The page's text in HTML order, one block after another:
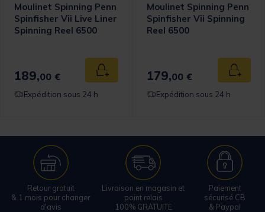
panier
Moulinet Spinning Penn
Spinfisher Vii Live Liner
Spinning Reel 6500
189,00 € Ajouter au panier
Expédition sous 24 h
Moulinet Spinning Penn
Spinfisher Vii Spinning
Reel 6500
179,00 €
Expédition sous 24 h
Retour gratuit
& 1 mois pour changer
d'avis
Livraison en magasin et
point relais
100% GRATUITE
Paiement
sécurisé CB
& Paypal